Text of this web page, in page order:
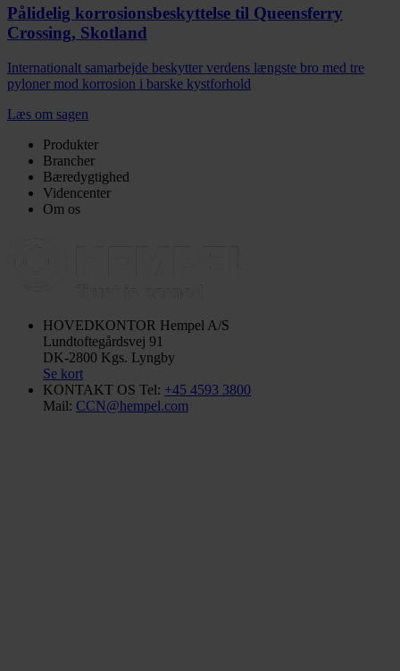
Pålidelig korrosionsbeskyttelse til Queensferry
Crossing, Skotland
Internationalt samarbejde beskytter verdens længste bro med tre
pyloner mod korrosion i barske kystforhold
Læs om sagen
Produkter
Brancher
Bæredygtighed
Videncenter
Om os
HOVEDKONTOR Hempel A/S
Lundtoftegårdsvej 91
DK-2800 Kgs. Lyngby
Se kort
KONTAKT OS Tel: +45 4593 3800
Mail: CCN@hempel.com